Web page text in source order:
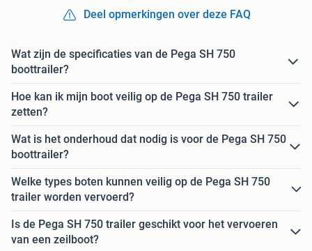
Deel opmerkingen over deze FAQ
Wat zijn de specificaties van de Pega SH 750
boottrailer?
Hoe kan ik mijn boot veilig op de Pega SH 750 trailer
zetten?
Wat is het onderhoud dat nodig is voor de Pega SH 750
boottrailer?
Welke types boten kunnen veilig op de Pega SH 750
trailer worden vervoerd?
Is de Pega SH 750 trailer geschikt voor het vervoeren
van een zeilboot?